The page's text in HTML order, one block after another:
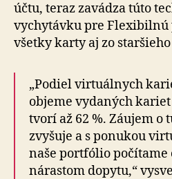
účtu, teraz zavádza túto
vychytávku pre Flexibilnú
všetky karty aj zo
„Podiel virtuálnych
objeme vydaných
tvorí až 62 %. Záujem o
zvyšuje a s ponukou
naše portfólio počítame
nárastom dopytu,“